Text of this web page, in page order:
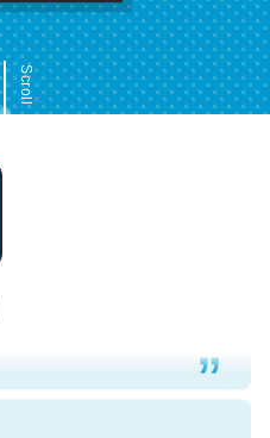
Scroll
ーなんだろうなと凄く思
by ラーズ・ヌートバー